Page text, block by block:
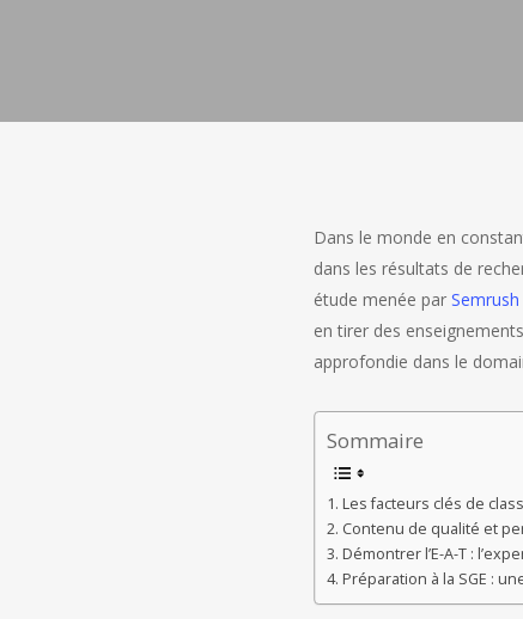
Dans le monde en
dans les résultats de
étude menée parSemrush
en tirer des
approfondie dans le
Sommaire
Les facteurs clés de
Contenu de qualité et
Démontrer l’E-A-T :
Préparation à la SGE :